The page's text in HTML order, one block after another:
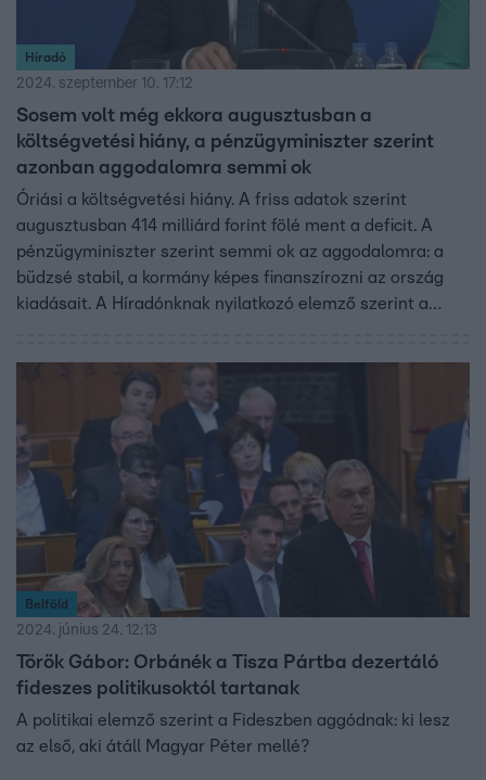
Híradó
2024. szeptember 10. 17:12
Sosem volt még ekkora augusztusban a
költségvetési hiány, a pénzügyminiszter szerint
azonban aggodalomra semmi ok
Óriási a költségvetési hiány. A friss adatok szerint
augusztusban 414 milliárd forint fölé ment a deficit. A
pénzügyminiszter szerint semmi ok az aggodalomra: a
büdzsé stabil, a kormány képes finanszírozni az ország
kiadásait. A Híradónknak nyilatkozó elemző szerint a
Belföld
2024. június 24. 12:13
Török Gábor: Orbánék a Tisza Pártba dezertáló
fideszes politikusoktól tartanak
A politikai elemző szerint a Fideszben aggódnak: ki lesz
az első, aki átáll Magyar Péter mellé?